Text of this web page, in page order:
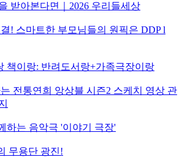
받아본다면｜2026 우리들세상
! 스마트한 부모님들의 원픽은 DDP l
책이랑: 반려도서랑+가족극장이랑
전통연희 앙상블 시즌2 스케치 영상 관
하는 음악극 '이야기 극장'
무용단 광진!